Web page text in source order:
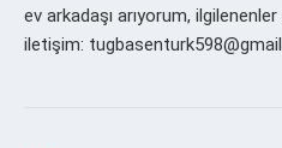
ev arkadaşı arıyorum,
iletişim: